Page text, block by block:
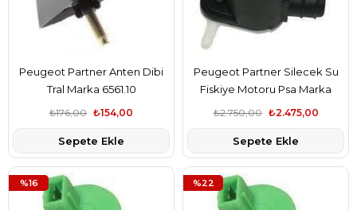
Peugeot Partner Anten Dibi
Tral Marka 6561.10
₺154,00
₺176,00
Sepete Ekle
Peugeot Partner Silecek Su
Fiskiye Motoru Psa Marka
6434.60₺2.475,00
₺2.750,00
Sepete Ekle
%16 %22